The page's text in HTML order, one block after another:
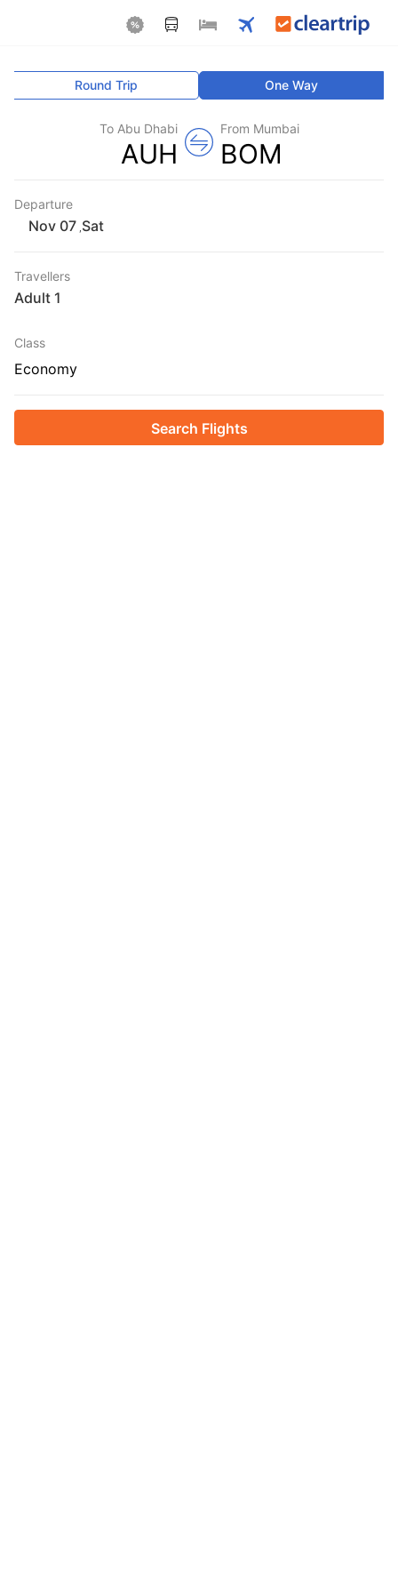
One Way
Round Trip
From Mumbai
BOM
To Abu Dhabi
AUH
Departure
Sat
Travellers
1 Adult
Class
Economy